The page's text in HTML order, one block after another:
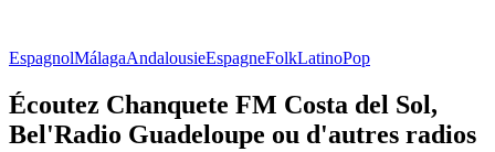
EspagnolMálagaAndalousieEspagneFolkLatinoPop
Écoutez Chanquete FM Costa del Sol,
Bel'Radio Guadeloupe ou d'autres radios